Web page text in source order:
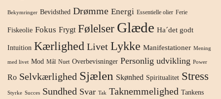
Bekymringer Bevidsthed Drømme Energi Essentielle olier Ferie
Fiskeolie Fokus Frygt Følelser Glæde Ha´det godt
Intuition Kærlighed Livet Lykke Manifestationer Mening
med livet Mod Mål Nuet Overbevisninger Personlig udvikling Power
Ro Selvkærlighed Sjælen Skønhed Spiritualitet Stress
Styrke Succes Sundhed Svar Tak Taknemmelighed Tankens